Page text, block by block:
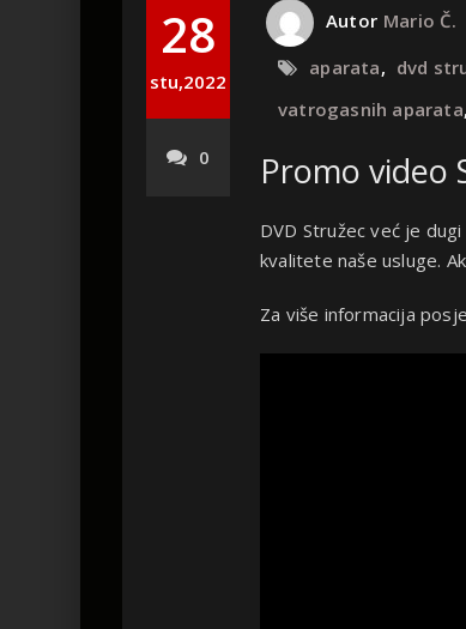
28
stu,2022
0
Autor Mario Č.
aparata, dvd
vatrogasnih aparata,
Promo video
DVD Stružec već je
kvalitete naše usluge.
Za više informacija